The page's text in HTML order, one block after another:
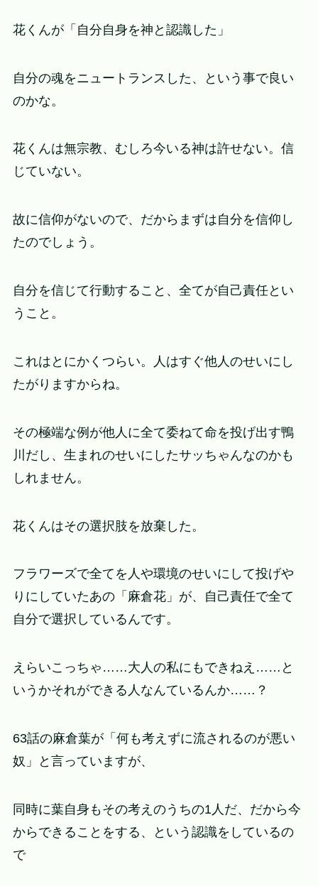
花くんが「自分自身を神と認識した」
自分の魂をニュートランスした、という事で良い
のかな。
花くんは無宗教、むしろ今いる神は許せない。信
じていない。
故に信仰がないので、だからまずは自分を信仰し
たのでしょう。
自分を信じて行動すること、全てが自己責任とい
うこと。
これはとにかくつらい。人はすぐ他人のせいにし
たがりますからね。
その極端な例が他人に全て委ねて命を投げ出す鴨
川だし、生まれのせいにしたサッちゃんなのかも
しれません。
花くんはその選択肢を放棄した。
フラワーズで全てを人や環境のせいにして投げや
りにしていたあの「麻倉花」が、自己責任で全て
自分で選択しているんです。
えらいこっちゃ……大人の私にもできねえ……と
いうかそれができる人なんているんか……？
63話の麻倉葉が「何も考えずに流されるのが悪い
奴」と言っていますが、
同時に葉自身もその考えのうちの1人だ、だから今
からできることをする、という認識をしているの
で